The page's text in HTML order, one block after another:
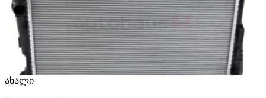
ახალი